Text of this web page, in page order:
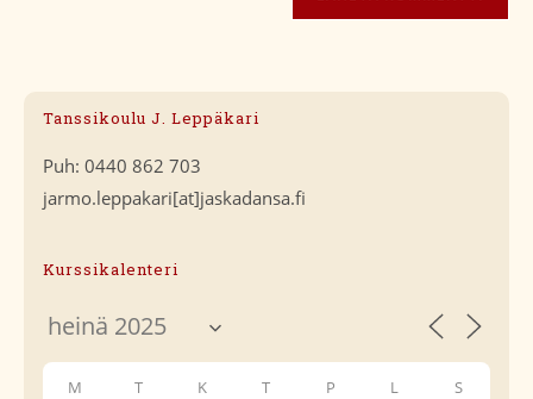
Tanssikoulu J. Leppäkari
Puh: 0440 862 703
jarmo.leppakari[at]jaskadansa.fi
Kurssikalenteri
M T K T P L S